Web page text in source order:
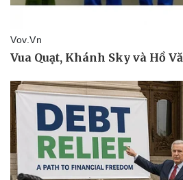
Thông tin doanh nghiệp
Doanh nhân
Vì cộng đồng